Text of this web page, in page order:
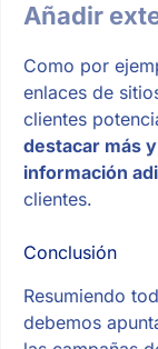
Añadir
Como por
enlaces de
clientes
destacar más
información
clientes.
Conclusión
Resumiendo
debemos